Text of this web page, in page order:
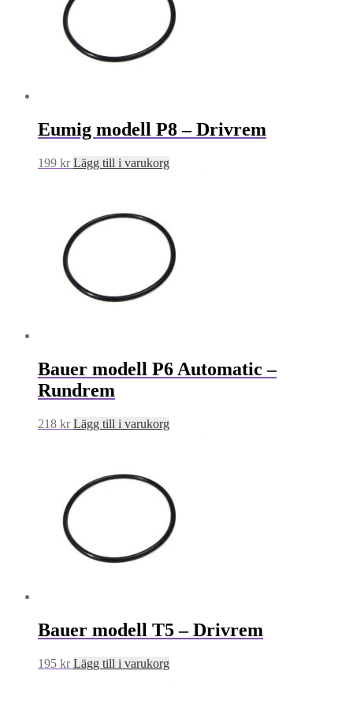
Eumig modell P8 – Drivrem
199 kr Lägg till i varukorg
Bauer modell P6 Automatic –
Rundrem
218 kr Lägg till i varukorg
Bauer modell T5 – Drivrem
195 kr Lägg till i varukorg